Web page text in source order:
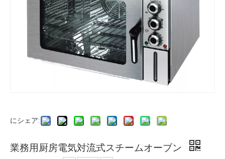
にシェア:
業務用厨房電気対流式スチームオーブン